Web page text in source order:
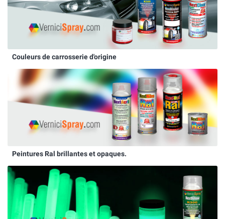
Couleurs de carrosserie d'origine
Peintures Ral brillantes et opaques.